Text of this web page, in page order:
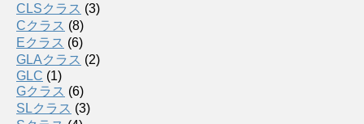
CLSクラス (3)
Cクラス (8)
Eクラス (6)
GLAクラス (2)
GLC (1)
Gクラス (6)
SLクラス (3)